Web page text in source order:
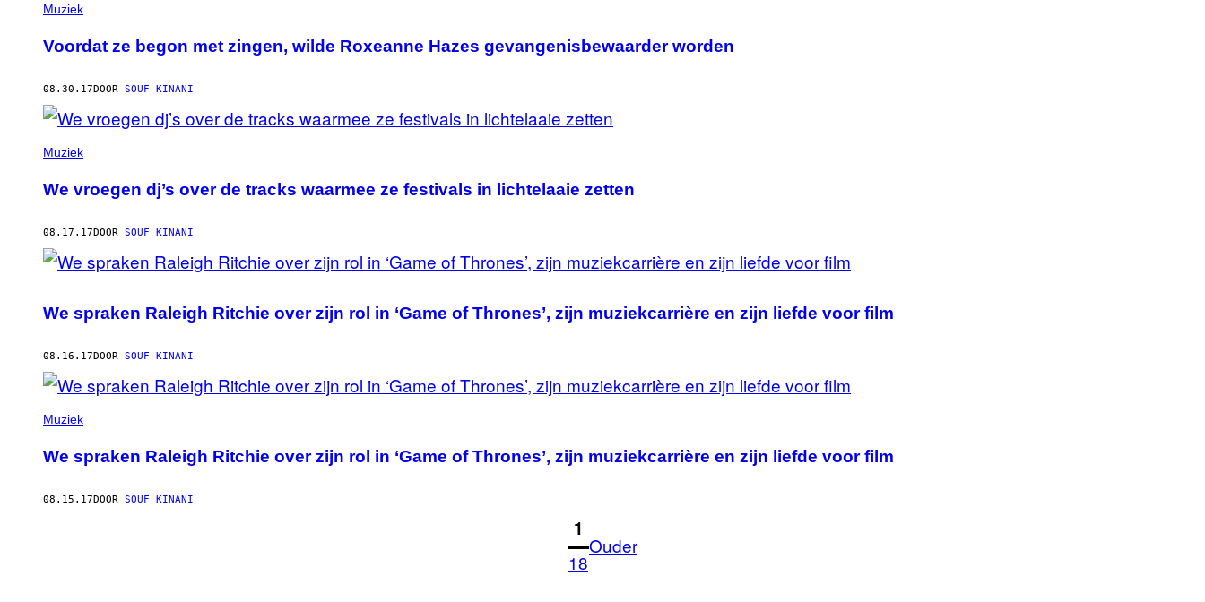
Muziek
Voordat ze begon met zingen, wilde Roxeanne Hazes gevangenisbewaarder worden
08.30.17DOOR SOUF KINANI
Muziek
We vroegen dj’s over de tracks waarmee ze festivals in lichtelaaie zetten
08.17.17DOOR SOUF KINANI
We spraken Raleigh Ritchie over zijn rol in ‘Game of Thrones’, zijn muziekcarrière en zijn liefde voor film
08.16.17DOOR SOUF KINANI
Muziek
We spraken Raleigh Ritchie over zijn rol in ‘Game of Thrones’, zijn muziekcarrière en zijn liefde voor film
08.15.17DOOR SOUF KINANI
1
18
Ouder